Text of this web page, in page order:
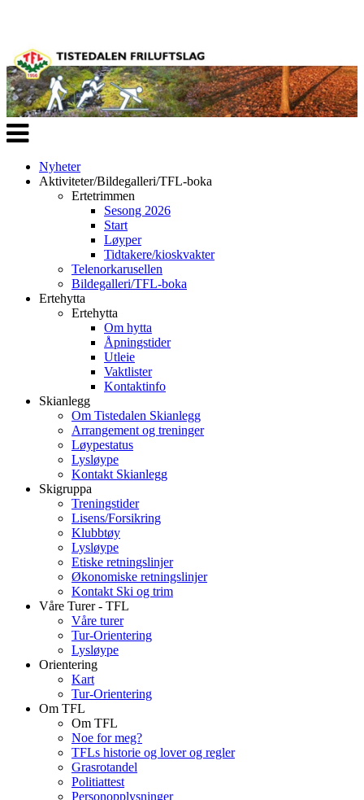
Veksle
navigasjon
Nyheter
Aktiviteter/Bildegalleri/TFL-boka
Ertetrimmen
Sesong 2026
Start
Løyper
Tidtakere/kioskvakter
Telenorkarusellen
Bildegalleri/TFL-boka
Ertehytta
Ertehytta
Om hytta
Åpningstider
Utleie
Vaktlister
Kontaktinfo
Skianlegg
Om Tistedalen Skianlegg
Arrangement og treninger
Løypestatus
Lysløype
Kontakt Skianlegg
Skigruppa
Treningstider
Lisens/Forsikring
Klubbtøy
Lysløype
Etiske retningslinjer
Økonomiske retningslinjer
Kontakt Ski og trim
Våre Turer - TFL
Våre turer
Tur-Orientering
Lysløype
Orientering
Kart
Tur-Orientering
Om TFL
Om TFL
Noe for meg?
TFLs historie og lover og regler
Grasrotandel
Politiattest
Personopplysninger